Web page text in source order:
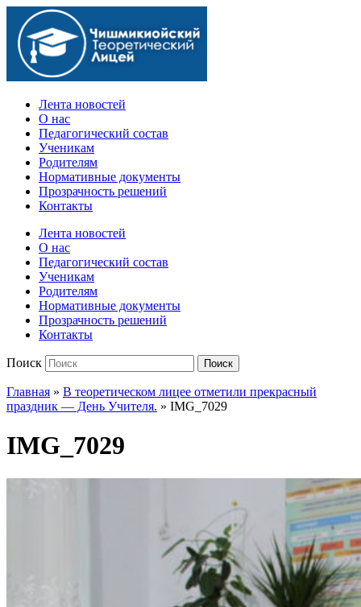
Официальный сайт учебного заведения
Лента новостей
О нас
Педагогический состав
Ученикам
Родителям
Нормативные документы
Прозрачность решений
Контакты
Лента новостей
О нас
Педагогический состав
Ученикам
Родителям
Нормативные документы
Прозрачность решений
Контакты
Поиск Поиск
Главная » В теоретическом лицее отметили прекрасный
праздник — День Учителя. » IMG_7029
IMG_7029